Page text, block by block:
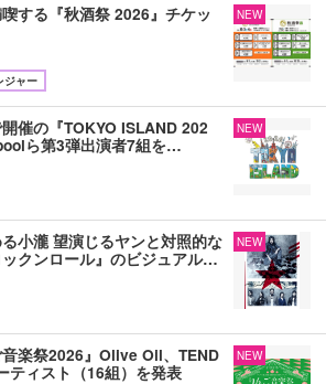
する『秋酒祭 2026』チケッ
ジャー
NEW
催の『TOKYO ISLAND 202
ら第3弾出演者7組を…
NEW
小瀧 望演じるヤンと対照的な
クンロール』のビジュアル…
NEW
楽祭2026』Olive Oil、TEND
ティスト（16組）を発表
NEW